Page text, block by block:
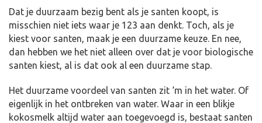
Dat je duurzaam bezig bent als je santen koopt, is
misschien niet iets waar je 123 aan denkt. Toch, als je
kiest voor santen, maak je een duurzame keuze. En nee,
dan hebben we het niet alleen over dat je voor biologische
santen kiest, al is dat ook al een duurzame stap.
Het duurzame voordeel van santen zit ‘m in het water. Of
eigenlijk in het ontbreken van water. Waar in een blikje
kokosmelk altijd water aan toegevoegd is, bestaat santen